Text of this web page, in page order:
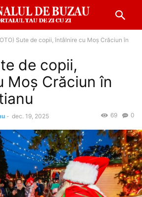
Sute de copii, întâlnire cu Moș Crăciun în
de copii,
Moș Crăciun în
- dec. 19, 2025 0
69